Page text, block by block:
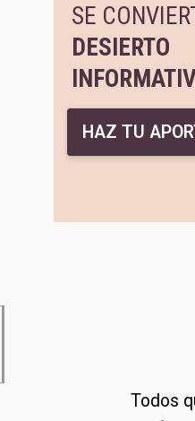
SE
DESIERTO
HAZ TU
Todos